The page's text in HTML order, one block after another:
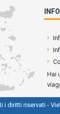
Hai
i diritti riservati -